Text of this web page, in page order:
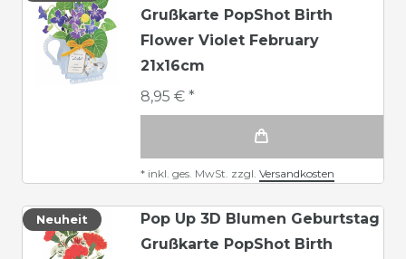
Grußkarte PopShot Birth
Flower Violet February
21x16cm
8,95 € *
* inkl. ges. MwSt. zzgl. Versandkosten
Neuheit
Pop Up 3D Blumen Geburtstag
Grußkarte PopShot Birth